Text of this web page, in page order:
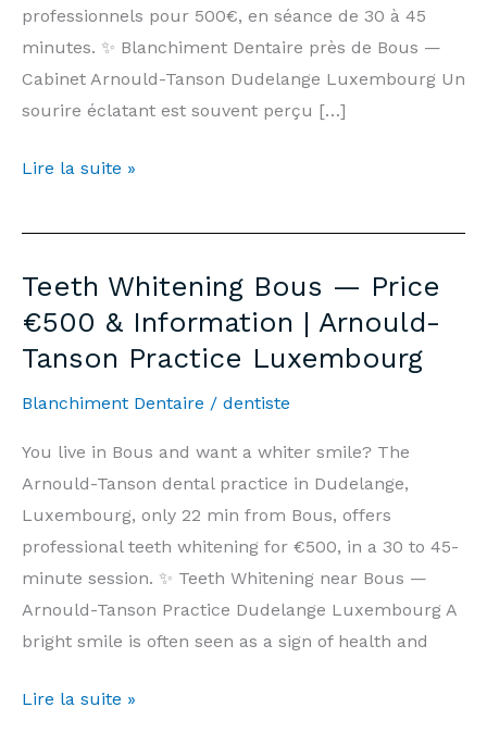
professionnels pour 500€, en séance de 30 à 45
minutes. ✨ Blanchiment Dentaire près de Bous —
Cabinet Arnould-Tanson Dudelange Luxembourg Un
sourire éclatant est souvent perçu […]
Blanchiment
Bous
Prix
500€
&
Cabinet
Arnould-
Tanson
Luxembourg
Lire la suite »
Teeth Whitening Bous — Price
€500 & Information | Arnould-
Tanson Practice Luxembourg
Blanchiment Dentaire / dentiste
You live in Bous and want a whiter smile? The
Arnould-Tanson dental practice in Dudelange,
Luxembourg, only 22 min from Bous, offers
professional teeth whitening for €500, in a 30 to 45-
minute session. ✨ Teeth Whitening near Bous —
Arnould-Tanson Practice Dudelange Luxembourg A
bright smile is often seen as a sign of health and
Teeth
Lire la suite »